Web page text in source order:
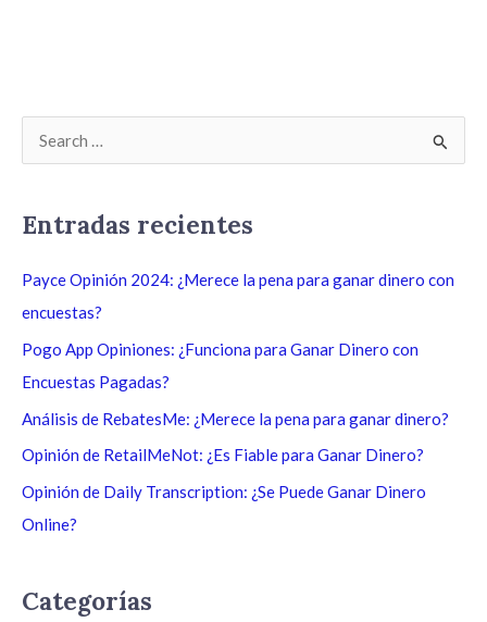
a
r
p
o
Entradas recientes
Payce Opinión 2024: ¿Merece la pena para ganar dinero con
encuestas?
Pogo App Opiniones: ¿Funciona para Ganar Dinero con
Encuestas Pagadas?
Análisis de RebatesMe: ¿Merece la pena para ganar dinero?
Opinión de RetailMeNot: ¿Es Fiable para Ganar Dinero?
Opinión de Daily Transcription: ¿Se Puede Ganar Dinero
Online?
Categorías